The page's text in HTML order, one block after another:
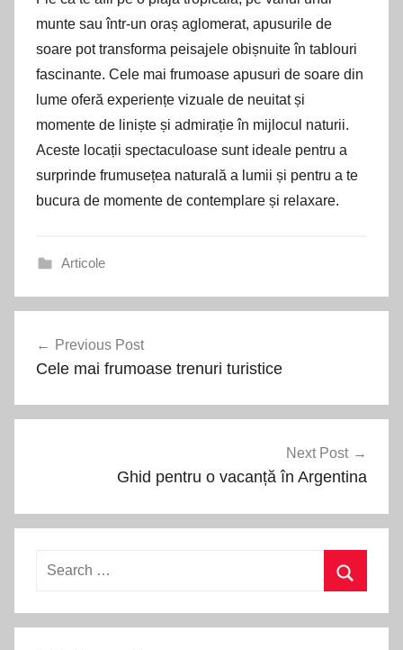
munte sau într-un oraș aglomerat, apusurile de
soare pot transforma peisajele obișnuite în tablouri
fascinante. Cele mai frumoase apusuri de soare din
lume oferă experiențe vizuale de neuitat și
momente de liniște și admirație în mijlocul naturii.
Aceste locații spectaculoase sunt ideale pentru a
surprinde frumusețea naturală a lumii și pentru a te
bucura de momente de contemplare și relaxare.
Articole
Previous Post
Cele mai frumoase trenuri turistice
Next Post
Ghid pentru o vacanță în Argentina
Search